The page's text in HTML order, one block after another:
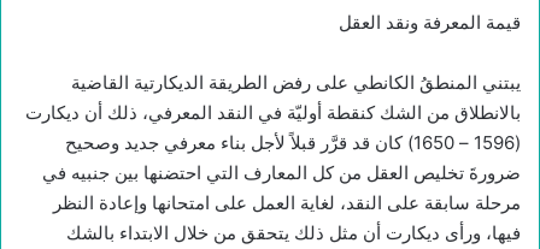
قيمة المعرفة ونقد العقل
يبتني المنطقُ الكانطي على رفض الطريقة الديكارتية القاضية
بالانطلاق من الشك كنقطة أوليّة في النقد المعرفي، ذلك أن ديكارت
(1596 – 1650) كان قد قرَّر قبلاً لأجل بناء معرفي جديد وصحيح
ضرورةَ تخليص العقل من كل المعارف التي احتضنها بين جنبيه في
مرحلة سابقة على النقد، لغاية العمل على امتحانها وإعادة النظر
فيها، ورأى ديكارت أن مثل ذلك يتحقق من خلال الابتداء بالشك